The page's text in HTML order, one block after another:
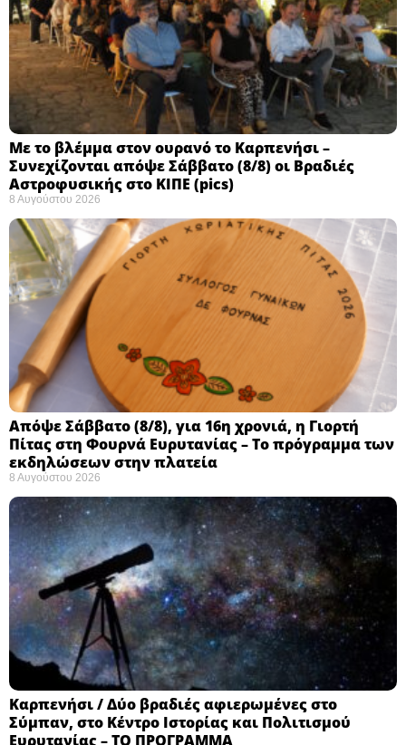
Με το βλέμμα στον ουρανό το Καρπενήσι –
Συνεχίζονται απόψε Σάββατο (8/8) οι Βραδιές
Αστροφυσικής στο ΚΙΠΕ (pics)
8 Αυγούστου 2026
Απόψε Σάββατο (8/8), για 16η χρονιά, η Γιορτή
Πίτας στη Φουρνά Ευρυτανίας – Το πρόγραμμα των
εκδηλώσεων στην πλατεία
8 Αυγούστου 2026
Καρπενήσι / Δύο βραδιές αφιερωμένες στο
Σύμπαν, στο Κέντρο Ιστορίας και Πολιτισμού
Ευρυτανίας – ΤΟ ΠΡΟΓΡΑΜΜΑ